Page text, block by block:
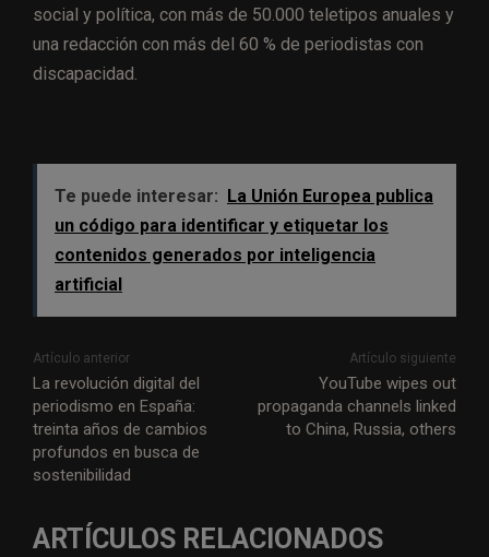
social y política, con más de 50.000 teletipos anuales y
una redacción con más del 60 % de periodistas con
discapacidad.
Te puede interesar:
La Unión Europea publica
un código para identificar y etiquetar los
contenidos generados por inteligencia
artificial
Artículo anterior
La revolución digital del
periodismo en España:
treinta años de cambios
profundos en busca de
sostenibilidad
Artículo siguiente
YouTube wipes out
propaganda channels linked
to China, Russia, others
ARTÍCULOS RELACIONADOS